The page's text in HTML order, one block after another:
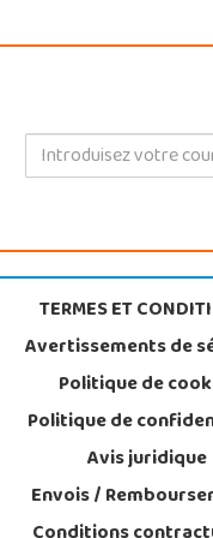
TERMES ET
Avertissements de
Politique de
Politique de
Avis juridique
Envois /